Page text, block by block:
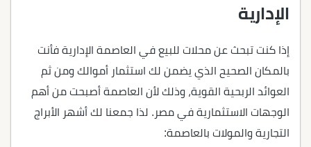
الإدارية
إذا كنت تبحث عن محلات للبيع في العاصمة الإدارية فأنت
بالمكان الصحيح الذي يضمن لك استثمار أموالك ومن ثم
العوائد الربحية القوية، وذلك لأن العاصمة أصبحت من أهم
الوجهات الاستثمارية في مصر. لذا جمعنا لك أشهر الأبراج
التجارية والمولات بالعاصمة: